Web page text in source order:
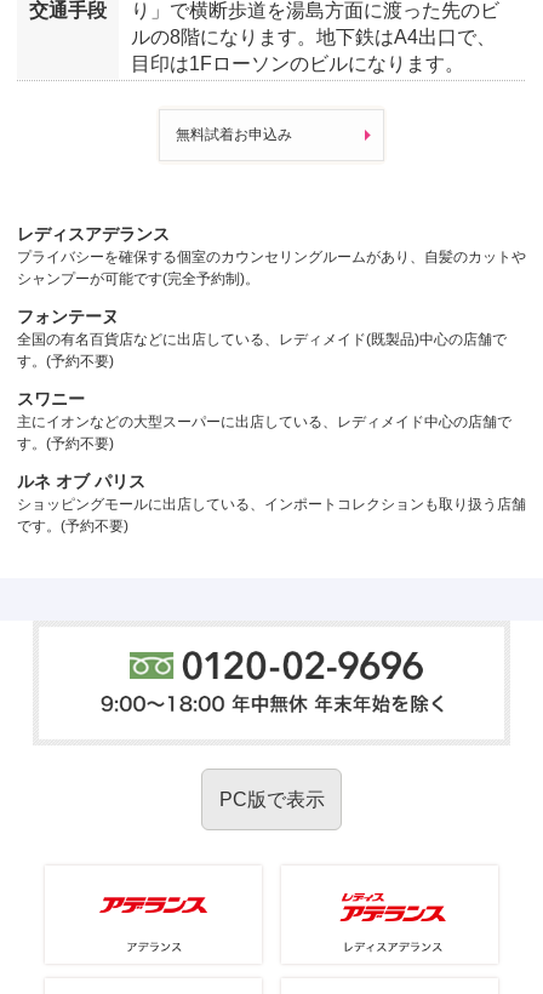
交通手段
り」で横断歩道を湯島方面に渡った先のビ
ルの8階になります。地下鉄はA4出口で、
目印は1Fローソンのビルになります。
無料試着お申込み
レディスアデランス
プライバシーを確保する個室のカウンセリングルームがあり、自髪のカットや
シャンプーが可能です(完全予約制)。
フォンテーヌ
全国の有名百貨店などに出店している、レディメイド(既製品)中心の店舗で
す。(予約不要)
スワニー
主にイオンなどの大型スーパーに出店している、レディメイド中心の店舗で
す。(予約不要)
ルネ オブ パリス
ショッピングモールに出店している、インポートコレクションも取り扱う店舗
です。(予約不要)
PC版で表示